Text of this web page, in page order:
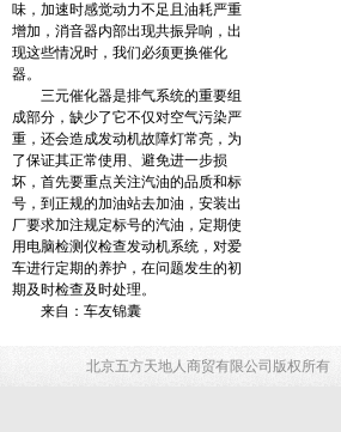
味，加速时感觉动力不足且油耗严重
增加，消音器内部出现共振异响，出
现这些情况时，我们必须更换催化
器。
三元催化器是排气系统的重要组
成部分，缺少了它不仅对空气污染严
重，还会造成发动机故障灯常亮，为
了保证其正常使用、避免进一步损
坏，首先要重点关注汽油的品质和标
号，到正规的加油站去加油，安装出
厂要求加注规定标号的汽油，定期使
用电脑检测仪检查发动机系统，对爱
车进行定期的养护，在问题发生的初
期及时检查及时处理。
来自：车友锦囊
北京五方天地人商贸有限公司版权所有